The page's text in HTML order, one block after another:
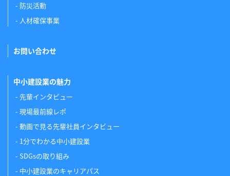
防災活動
人材確保事業
お問い合わせ
中小建設業の魅力
先輩インタビュー
現場最前線レポ
動画で見る先輩社員インタビュー
1分でわかる中小建設業
SDGsの取り組み
中小建設業のキャリアパス